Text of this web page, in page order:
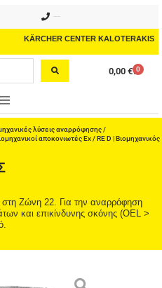
KÄRCHER CENTER KALOTERAKIS
0,00 € 0
Cart
λύσεις αναρρόφησης /
αποκονιωτές Ex/ RE D | Βιομηχανικός
Ζώνη 22. Για την αναρρόφηση
και επικίνδυνης σκόνης (OEL >